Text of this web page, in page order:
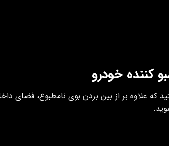
که علاوه بر از بین بردن بوی نامطبوع، فضای